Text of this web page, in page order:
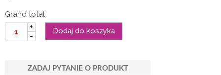
Grand total
ilość
Zestaw
-
+
-
Dodaj do koszyka
ZADAJ PYTANIE O PRODUKT